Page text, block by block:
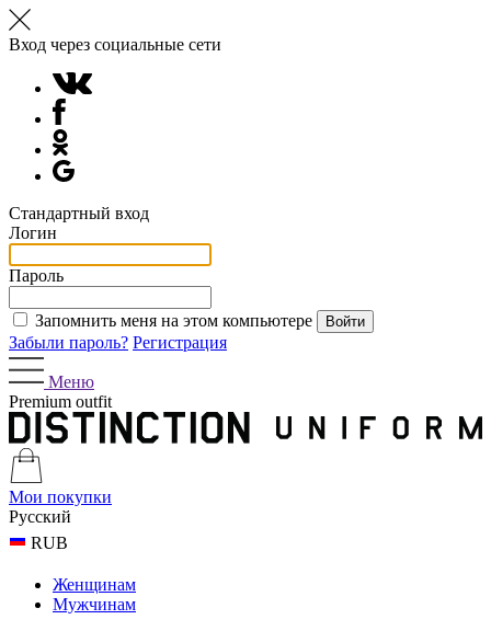
Вход через социальные сети
Стандартный вход
Логин
Пароль
Запомнить меня на этом компьютере
Забыли пароль? Регистрация
Меню
Premium outfit
Мои покупки
Русский
RUB
Женщинам
Мужчинам